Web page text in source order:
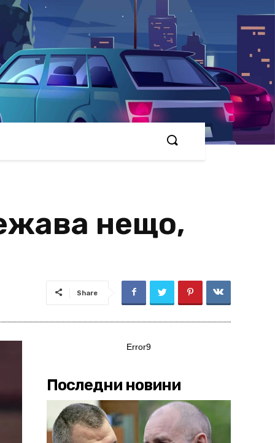
нещо,
Share
Error9
Последни новини